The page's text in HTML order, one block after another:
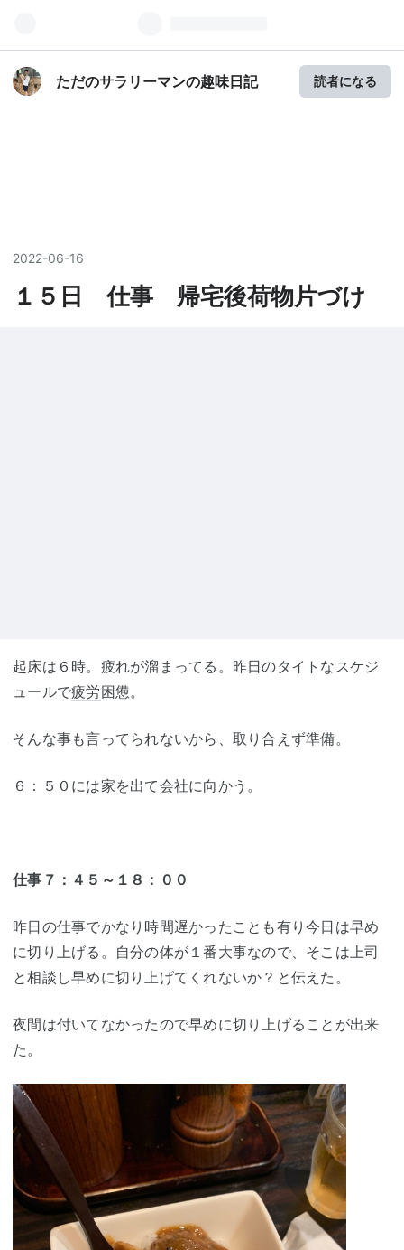
ただのサラリーマンの趣味日記 読者になる
2022-06-16
１５日 仕事 帰宅後荷物片づけ
起床は６時。疲れが溜まってる。昨日のタイトなスケジ
ュールで疲労困憊。
そんな事も言ってられないから、取り合えず準備。
６：５０には家を出て会社に向かう。
仕事７：４５～１８：００
昨日の仕事でかなり時間遅かったことも有り今日は早め
に切り上げる。自分の体が１番大事なので、そこは上司
と相談し早めに切り上げてくれないか？と伝えた。
夜間は付いてなかったので早めに切り上げることが出来
た。